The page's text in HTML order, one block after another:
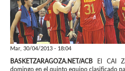
Mar, 30/04/2013 - 18:04
BASKETZARAGOZA.NET/ACB
El CAI
domingo en el quinto equipo clasificado